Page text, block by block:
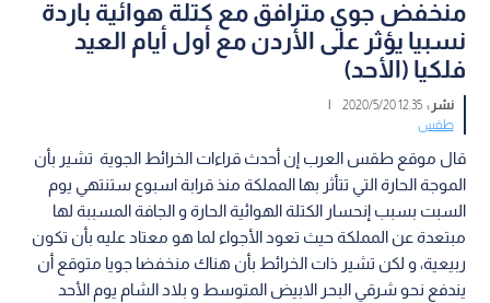
منخفض جوي مترافق مع كتلة هوائية باردة
نسبيا يؤثر على الأردن مع أول أيام العيد
فلكيا (الأحد)
نشر :12:35 2020/5/20
|
طقس
قال موقع طقس العرب إن أحدث قراءات الخرائط الجوية تشير بأن
الموجة الحارة التي تتأثر بها المملكة منذ قرابة اسبوع ستنتهي يوم
السبت بسبب إنحسار الكتلة الهوائية الحارة و الجافة المسببة لها
مبتعدة عن المملكة حيث تعود الأجواء لما هو معتاد عليه بأن تكون
ربيعية، و لكن تشير ذات الخرائط بأن هناك منخفضا جويا متوقع أن
يندفع نحو شرقي البحر الابيض المتوسط و بلاد الشام يوم الأحد